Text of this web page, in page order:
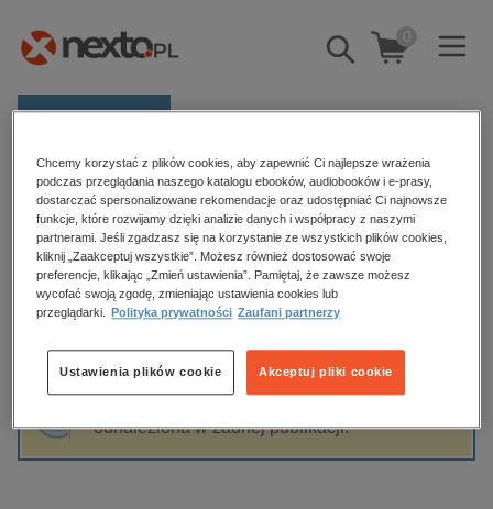
Pokaż/schowaj
wyszukiwarkę
0
E-prasa
Kategorie
Zobacz wszystkie E-prasa
budownictwo, aranżacja wnętrz
biznesowe, branżowe, gospodarka
edukacja
hobby, sport, rozrywka
komputery, internet, technologie, informatyka
Strona główna Kate J Armstrong
Kate J Armstrong
Sortowanie Filtrowanie
odnaleziona w żadnej publikacji.
Chcemy korzystać z plików cookies, aby zapewnić Ci najlepsze wrażenia
podczas przeglądania naszego katalogu ebooków, audiobooków i e-prasy,
dostarczać spersonalizowane rekomendacje oraz udostępniać Ci najnowsze
funkcje, które rozwijamy dzięki analizie danych i współpracy z naszymi
partnerami. Jeśli zgadzasz się na korzystanie ze wszystkich plików cookies,
kliknij „Zaakceptuj wszystkie”. Możesz również dostosować swoje
preferencje, klikając „Zmień ustawienia”. Pamiętaj, że zawsze możesz
wycofać swoją zgodę, zmieniając ustawienia cookies lub
przeglądarki.
Polityka prywatności Zaufani partnerzy
Akceptuj pliki cookie
Ustawienia plików cookie